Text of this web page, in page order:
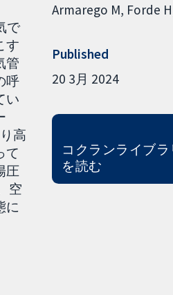
で
す
管
呼
い
高
て
圧
空
に
Armarego M Forde H
Published
20 3月 2024
コクランライブ
を読む